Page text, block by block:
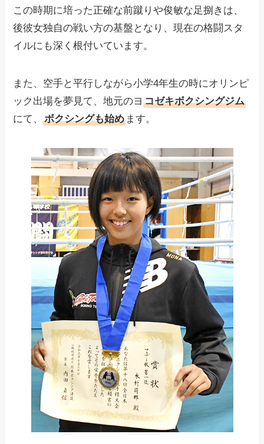
この時期に培った正確な前蹴りや俊敏な足捌きは、
後彼女独自の戦い方の基盤となり、現在の格闘スタ
イルにも深く根付いています。
また、空手と平行しながら小学4年生の時にオリンピ
ック出場を夢見て、地元のヨコゼキボクシングジム
にて、ボクシングも始め ます。